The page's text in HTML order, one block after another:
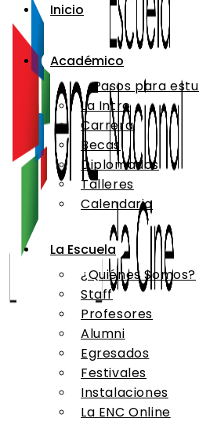
Inicio
Académico
¡Pasos para
La Intro
Carrera
Becas
Diplomados
Talleres
Calendario
La Escuela
¿Quiénes Somos?
Staff
Profesores
Alumni
Egresados
Festivales
Instalaciones
La ENC Online